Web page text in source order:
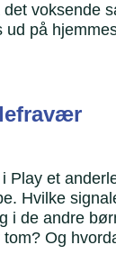
voksende
på
Play et
Hvilke
i de andre
Og